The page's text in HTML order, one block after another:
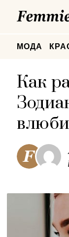
МОДА
Как